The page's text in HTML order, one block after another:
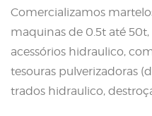
Comercializamos
maquinas de 0.5t até
acessórios hidraulico,
tesouras pulverizadoras
trados hidraulico,